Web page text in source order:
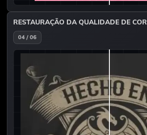
RESTAURAÇÃO DA QUALIDADE DE COR
04 / 06